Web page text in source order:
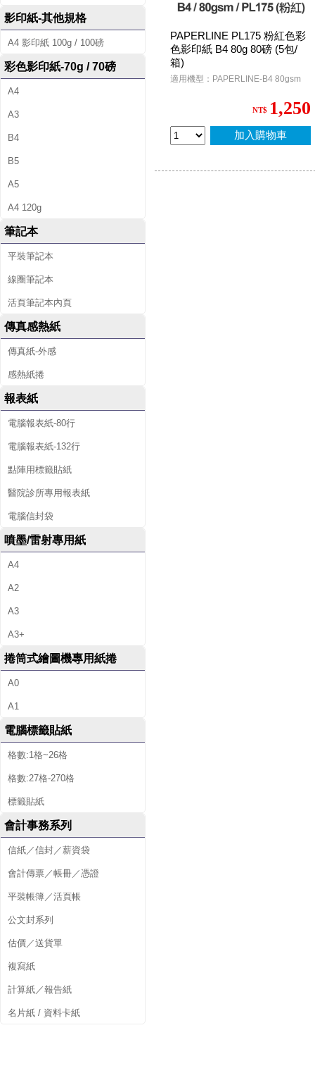
影印紙-其他規格
A4 影印紙 100g / 100磅
彩色影印紙-70g / 70磅
A4
A3
B4
B5
A5
A4 120g
筆記本
平裝筆記本
線圈筆記本
活頁筆記本內頁
傳真感熱紙
傳真紙-外感
感熱紙捲
報表紙
電腦報表紙-80行
電腦報表紙-132行
點陣用標籤貼紙
醫院診所專用報表紙
電腦信封袋
噴墨/雷射專用紙
A4
A2
A3
A3+
捲筒式繪圖機專用紙捲
A0
A1
電腦標籤貼紙
格數:1格~26格
格數:27格-270格
標籤貼紙
會計事務系列
信紙／信封／薪資袋
會計傳票／帳冊／憑證
平裝帳簿／活頁帳
公文封系列
估價／送貨單
複寫紙
計算紙／報告紙
名片紙 / 資料卡紙
PAPERLINE PL175 粉紅色彩
色影印紙 B4 80g 80磅 (5包/
箱)
適用機型：PAPERLINE-B4 80gsm
NT$ 1,250
加入購物車